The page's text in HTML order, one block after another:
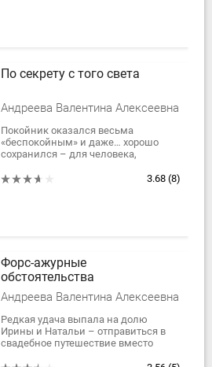
По секрету с того света
Андреева Валентина Алексеевна
Покойник оказался весьма
«беспокойным» и даже… хорошо
сохранился – для человека,
одной квартире, но не захотел 3.68 (8)
Форс-ажурные
обстоятельства
Андреева Валентина Алексеевна
Редкая удача выпала на долю
Ирины и Натальи – отправиться в
свадебное путешествие вместо